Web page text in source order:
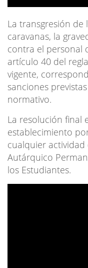
La transgresión
caravanas, la
contra el personal
artículo 40 del
vigente,
sanciones
normativo.
La resolución final
establecimiento
cualquier
Autárquico
los Estudiantes.